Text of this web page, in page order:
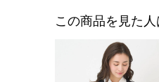
この商品を見た